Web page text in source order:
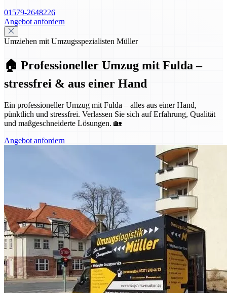
01579-2648226
Angebot anfordern
Umziehen mit Umzugsspezialisten Müller
🏠 Professioneller Umzug mit Fulda –
stressfrei & aus einer Hand
Ein professioneller Umzug mit Fulda – alles aus einer Hand,
pünktlich und stressfrei. Verlassen Sie sich auf Erfahrung, Qualität
und maßgeschneiderte Lösungen. 🏡
Angebot anfordern